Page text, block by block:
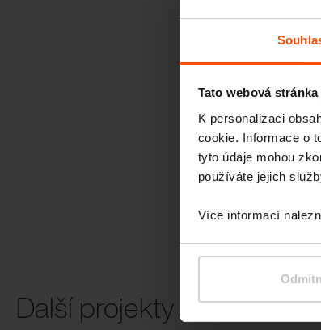
Tato webová
K personalizaci
cookie. Informace o
tyto údaje mohou
používáte jejich
Více informací
Další projekty